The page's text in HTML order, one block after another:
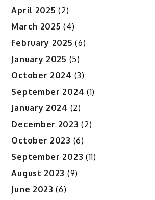
April 2025 (2)
March 2025 (4)
February 2025 (6)
January 2025 (5)
October 2024 (3)
September 2024 (1)
January 2024 (2)
December 2023 (2)
October 2023 (6)
September 2023 (11)
August 2023 (9)
June 2023 (6)